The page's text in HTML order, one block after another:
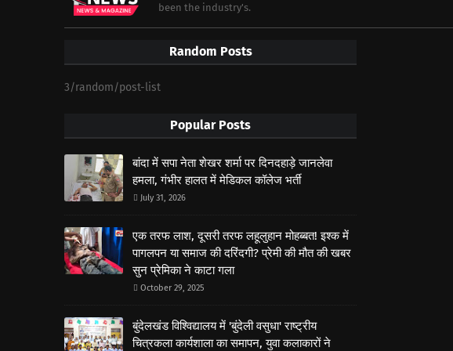
been the industry's.
Random Posts
3/random/post-list
Popular Posts
बांदा में सपा नेता शेखर शर्मा पर दिनदहाड़े जानलेवा
हमला, गंभीर हालत में मेडिकल कॉलेज भर्ती
July 31, 2026
एक तरफ लाश, दूसरी तरफ लहूलुहान मोहब्बत! इश्क में
पागलपन या समाज की दरिंदगी? प्रेमी की मौत की खबर
सुन प्रेमिका ने काटा गला
October 29, 2025
बुंदेलखंड विश्विद्यालय में 'बुंदेली वसुधा' राष्ट्रीय
चित्रकला कार्यशाला का समापन, युवा कलाकारों ने